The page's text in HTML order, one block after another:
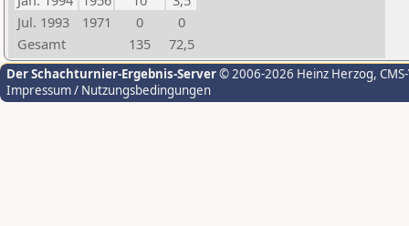
Jul. 1993
1971 0
0
Gesamt
135 72,5
Der Schachturnier-Ergebnis-Server© 2006-2026 Heinz Herzog,
Impressum / Nutzungsbedingungen